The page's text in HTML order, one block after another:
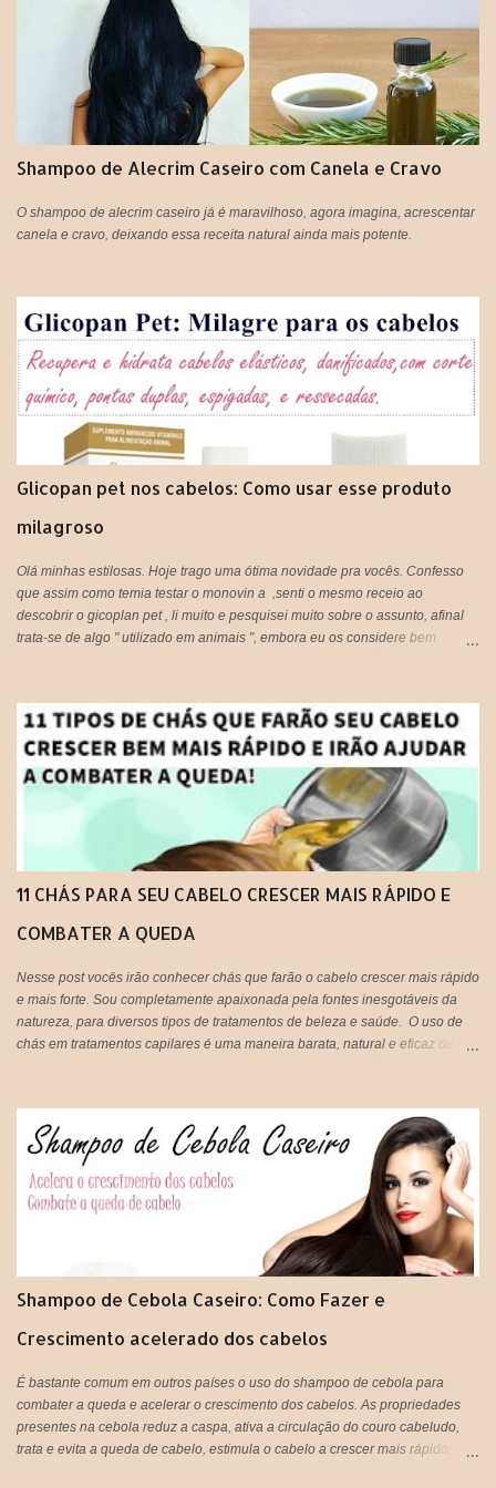
á
r
o
Shampoo de Alecrim Caseiro com Canela e Cravo
O shampoo de alecrim caseiro já é maravilhoso, agora imagina, acrescentar
canela e cravo, deixando essa receita natural ainda mais potente.
Glicopan pet nos cabelos: Como usar esse produto
milagroso
Olá minhas estilosas. Hoje trago uma ótima novidade pra vocês. Confesso
que assim como temia testar o monovin a ,senti o mesmo receio ao
descobrir o gicoplan pet , li muito e pesquisei muito sobre o assunto, afinal
trata-se de algo " utilizado em animais ", embora eu os considere bem
pet, há alguns blogs que criticam e outros que recomendam, respeito a
opinião de cada um, porém hoje estarei postando a minha opinião aqui, que
fique claro que este produto não foi criado originalmente para ser usado em
seres humanos e muito menos em cabelos, portanto fica a critério de cada
um, decidir utilizar ou não!
11 CHÁS PARA SEU CABELO CRESCER MAIS RÁPIDO E
COMBATER A QUEDA
Nesse post vocês irão conhecer chás que farão o cabelo crescer mais rápido
e mais forte. Sou completamente apaixonada pela fontes inesgotáveis da
natureza, para diversos tipos de tratamentos de beleza e saúde. O uso de
chás em tratamentos capilares é uma maneira barata, natural e eficaz de
IMPORTANTE: Lembrando que pode ser usado tanto aqueles saches
industrializados ou você mesma pode preparar o seu chá de forma
natural,que é ainda mais eficiente.
Shampoo de Cebola Caseiro: Como Fazer e
Crescimento acelerado dos cabelos
É bastante comum em outros países o uso do shampoo de cebola para
combater a queda e acelerar o crescimento dos cabelos. As propriedades
presentes na cebola reduz a caspa, ativa a circulação do couro cabeludo,
trata e evita a queda de cabelo, estimula o cabelo a crescer mais rápido,